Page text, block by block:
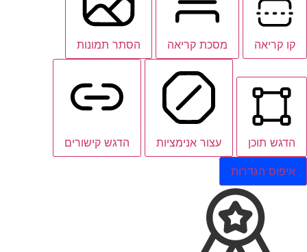
קו קריאה מסכת קריאה הסתר תמונות
הדגש תוכן עצור אנימציות הדגש קישורים
איפוס הגדרות